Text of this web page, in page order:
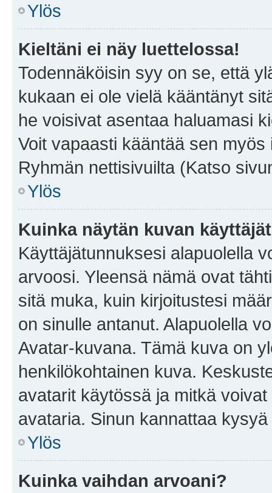
Ylös
Kieltäni ei näy luettelossa!
Todennäköisin syy on se, että
kukaan ei ole vielä kääntänyt
he voisivat asentaa haluamasi
Voit vapaasti kääntää sen
Ryhmän nettisivuilta (Katso
Ylös
Kuinka näytän kuvan
Käyttäjätunnuksesi alapuolella
arvoosi. Yleensä nämä ovat
sitä muka, kuin kirjoitustesi
on sinulle antanut. Alapuolella
Avatar-kuvana. Tämä kuva on
henkilökohtainen kuva.
avatarit käytössä ja mitkä
avataria. Sinun kannattaa
Ylös
Kuinka vaihdan arvoani?